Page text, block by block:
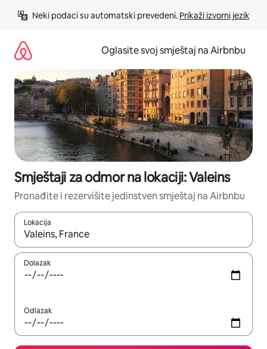
Neki podaci su automatski prevedeni. Prikaži izvorni jezik
Oglasite svoj smještaj na Airbnbu
Smještaji za odmor na lokaciji: Valeins
Pronađite i rezervišite jedinstven smještaj na Airbnbu
Lokacija
Kad rezultati budu dostupni, krećite se gore i dolje pomoću
Dolazak
Odlazak